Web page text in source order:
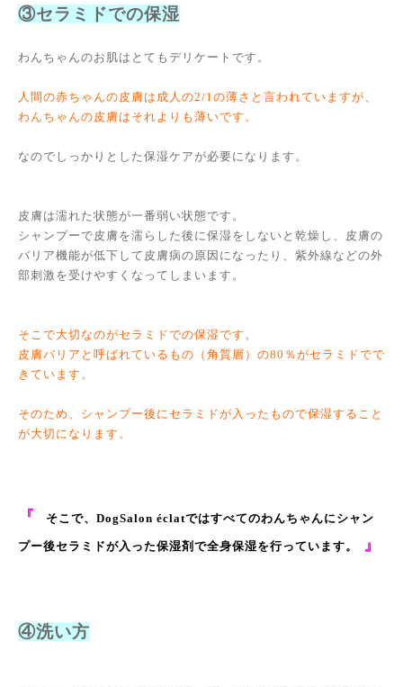
③セラミドでの保湿
わんちゃんのお肌はとてもデリケートです。
人間の赤ちゃんの皮膚は成人の2/1の薄さと言われていますが、
わんちゃんの皮膚はそれよりも薄いです。
なのでしっかりとした保湿ケアが必要になります。
皮膚は濡れた状態が一番弱い状態です。
シャンプーで皮膚を濡らした後に保湿をしないと乾燥し、皮膚の
バリア機能が低下して皮膚病の原因になったり、紫外線などの外
部刺激を受けやすくなってしまいます。
そこで大切なのがセラミドでの保湿です。
皮膚バリアと呼ばれているもの（角質層）の80％がセラミドでで
きています。
そのため、シャンプー後にセラミドが入ったもので保湿すること
が大切になります。
『 そこで、DogSalon éclatではすべてのわんちゃんにシャン
プー後セラミドが入った保湿剤で全身保湿を行っています。 』
④洗い方